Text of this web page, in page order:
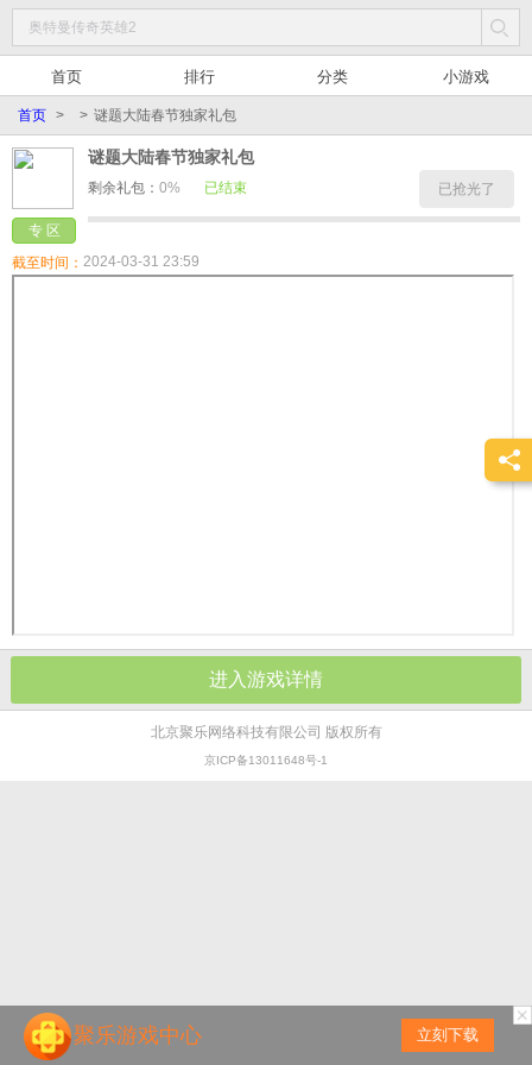
首页 排行 分类 小游戏
首页 > > 谜题大陆春节独家礼包
专 区
谜题大陆春节独家礼包
剩余礼包： 0% 已结束 已抢光了
截至时间： 2024-03-31 23:59
进入游戏详情
聚乐游戏中心 立刻下载
北京聚乐网络科技有限公司 版权所有
京ICP备13011648号-1